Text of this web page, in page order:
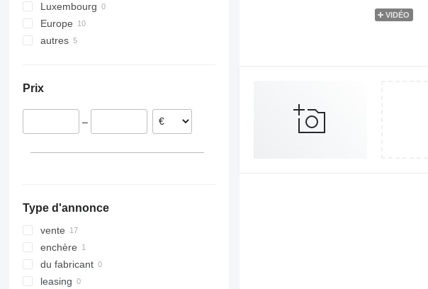
Luxembourg
Europe
Allemagne
autres
Prix
–
Type d'annonce
vente
enchère
du fabricant
leasing
VIDÉO